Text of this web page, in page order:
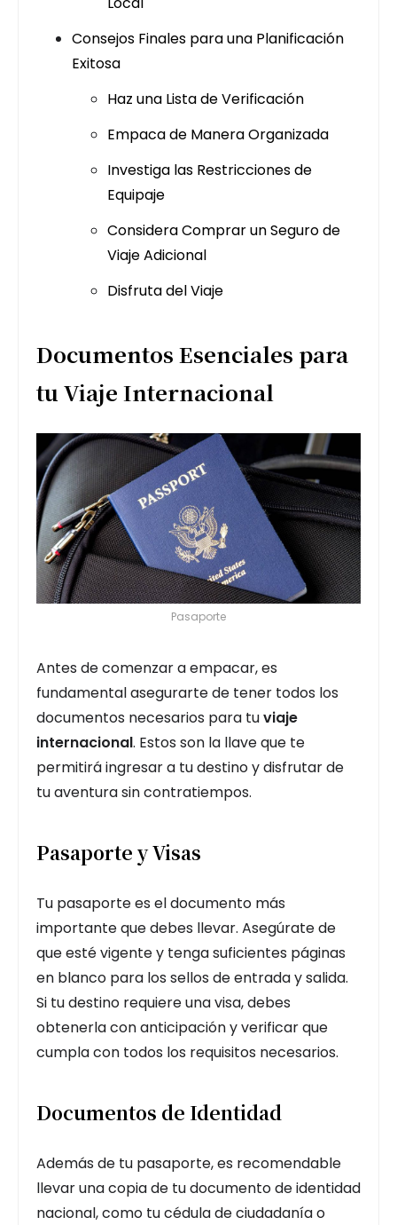
Consejos Finales para una Planificación
Exitosa
Haz una Lista de Verificación
Empaca de Manera Organizada
Investiga las Restricciones de
Equipaje
Considera Comprar un Seguro de
Viaje Adicional
Disfruta del Viaje
Documentos Esenciales para
tu Viaje Internacional
Pasaporte
Antes de comenzar a empacar, es
fundamental asegurarte de tener todos los
documentos necesarios para tuviaje
internacional. Estos son la llave que te
permitirá ingresar a tu destino y disfrutar de
tu aventura sin contratiempos.
Pasaporte y Visas
Tu pasaporte es el documento más
importante que debes llevar. Asegúrate de
que esté vigente y tenga suficientes páginas
en blanco para los sellos de entrada y salida.
Si tu destino requiere una visa, debes
obtenerla con anticipación y verificar que
cumpla con todos los requisitos necesarios.
Documentos de Identidad
Además de tu pasaporte, es recomendable
llevar una copia de tu documento de identidad
nacional, como tu cédula de ciudadanía o